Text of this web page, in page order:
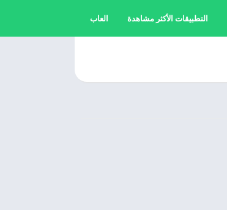
التطبيقات الأكثر مشاهدة العاب